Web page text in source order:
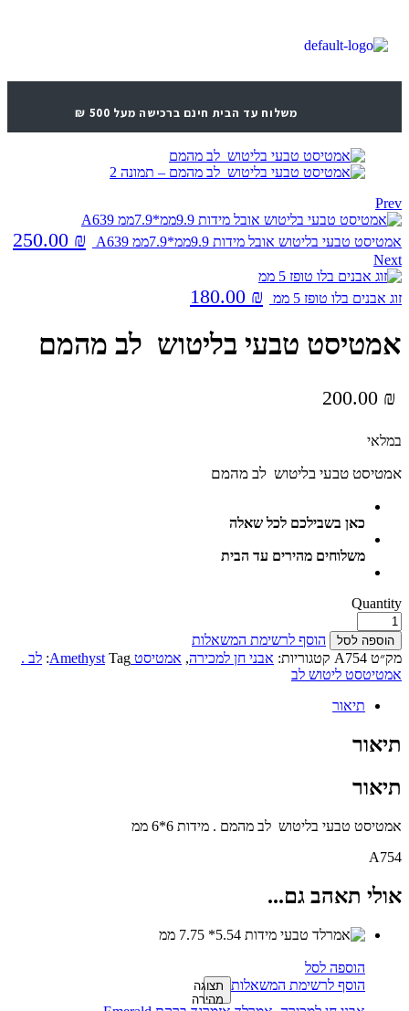
משלוח עד הבית חינם ברכישה מעל 500 ₪
Prev
אמטיסט טבעי בליטוש אובל מידות 9.9ממ*7.9ממ A639 250.00 ₪
Next
זוג אבנים בלו טופז 5 ממ 180.00 ₪
אמטיסט טבעי בליטוש לב מהמם
200.00 ₪
במלאי
אמטיסט טבעי בליטוש לב מהמם
כאן בשבילכם לכל שאלה
משלוחים מהירים עד הבית
Quantity
הוספה לסל
הוסף לרשימת המשאלות
מק״ט A754 קטגוריות: אבני חן למכירה, אמטיסט Amethyst Tag:
לב .
אמטיטסט ליטוש לב
תיאור
תיאור
תיאור
אמטיסט טבעי בליטוש לב מהמם . מידות 6*6 ממ
A754
אולי תאהב גם...
הוספה לסל
הוסף לרשימת המשאלות תצוגה
מהירה